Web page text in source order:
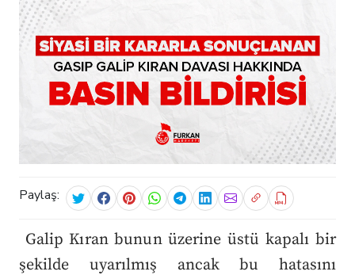
Paylaş:
Galip Kıran bunun üzerine üstü kapalı bir
şekilde uyarılmış ancak bu hatasını